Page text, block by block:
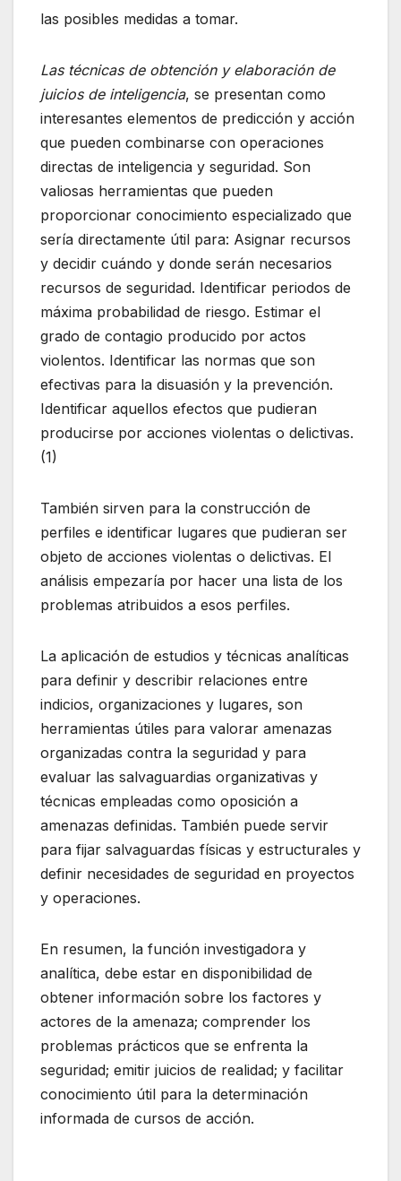
las posibles medidas a tomar.
Las técnicas de obtención y elaboración de
juicios de inteligencia, se presentan como
interesantes elementos de predicción y acción
que pueden combinarse con operaciones
directas de inteligencia y seguridad. Son
valiosas herramientas que pueden
proporcionar conocimiento especializado que
sería directamente útil para: Asignar recursos
y decidir cuándo y donde serán necesarios
recursos de seguridad. Identificar periodos de
máxima probabilidad de riesgo. Estimar el
grado de contagio producido por actos
violentos. Identificar las normas que son
efectivas para la disuasión y la prevención.
Identificar aquellos efectos que pudieran
producirse por acciones violentas o delictivas.
(1)
También sirven para la construcción de
perfiles e identificar lugares que pudieran ser
objeto de acciones violentas o delictivas. El
análisis empezaría por hacer una lista de los
problemas atribuidos a esos perfiles.
La aplicación de estudios y técnicas analíticas
para definir y describir relaciones entre
indicios, organizaciones y lugares, son
herramientas útiles para valorar amenazas
organizadas contra la seguridad y para
evaluar las salvaguardias organizativas y
técnicas empleadas como oposición a
amenazas definidas. También puede servir
para fijar salvaguardas físicas y estructurales y
definir necesidades de seguridad en proyectos
y operaciones.
En resumen, la función investigadora y
analítica, debe estar en disponibilidad de
obtener información sobre los factores y
actores de la amenaza; comprender los
problemas prácticos que se enfrenta la
seguridad; emitir juicios de realidad; y facilitar
conocimiento útil para la determinación
informada de cursos de acción.